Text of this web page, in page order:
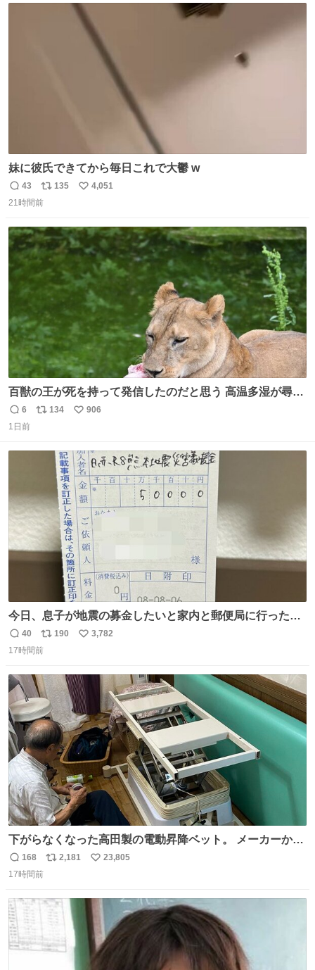
数
妹に彼氏できてから毎日これで大鬱 w
返
信
43
リ
ポ
ト
数
135
い
数
4,051
21時間前
百獣の王が死を持って発信したのだと思う 高温多湿が尋常
でない日本の夏 どうか早急に飼育の環境を見直して 動物の
命を護ってください…と 治療中のライオンが助かりますよ
動物公園にて 残念ながら個体の識別は出来ません
返
信
6
リ
134
い
数
906
1日前
今日、息子が地震の募金したいと家内と郵便局に行ったみ
たいです。おもちゃとか買う選択肢もあったと思うけど、
自分で貯めてた2万円を役に立てて欲しい、みんなも元気
かできたらなぁと思いました。
返
信
40
リ
ポ
ト
数
190
い
数
3,782
17時間前
下がらなくなった高田製の電動昇降ベット。 メーカーから
は、完全に見放されたんですが、 見事に85歳の父が治しま
した。 うちの父は、トヨタカローラのボディをオート生産
の配線をハンダで修理している横で、
返
信
168
リ
ト
2,181
い
23,805
17時間前